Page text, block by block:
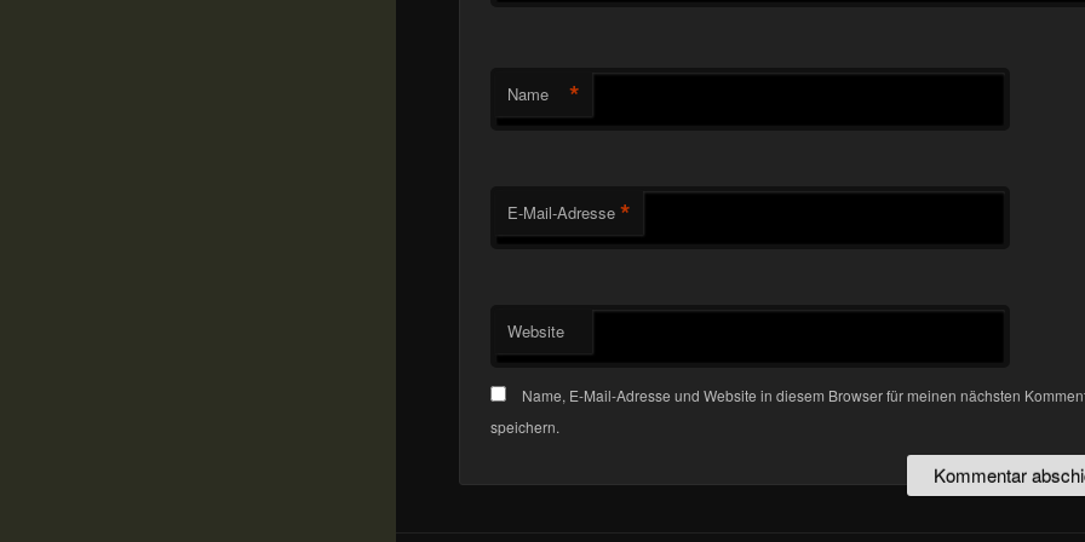
Name *
E-Mail-Adresse *
Website
Name, E-Mail-Adresse und Website in diesem Browser für meinen nächsten
speichern.